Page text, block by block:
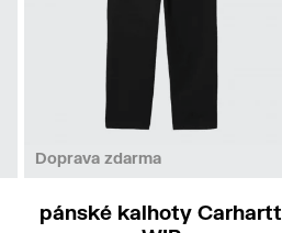
Doprava zdarma
pánské kalhoty Carhartt